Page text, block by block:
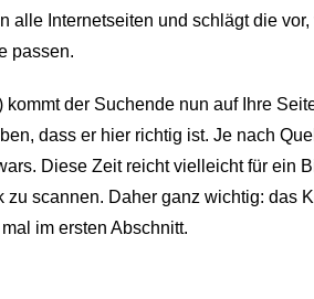
alle Internetseiten und schlägt die
passen.
der Suchende nun auf Ihre
dass er hier richtig ist. Je nach
Diese Zeit reicht vielleicht für ein
zu scannen. Daher ganz wichtig: das
im ersten Abschnitt.